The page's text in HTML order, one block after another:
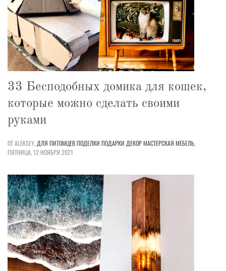
33 Бесподобных домика для кошек,
которые можно сделать своими
руками
ОТ ALEKSEY, ДЛЯ ПИТОМЦЕВПОДЕЛКИ ПОДАРКИ ДЕКОРМАСТЕРСКАЯ МЕБЕЛЬ,
ПЯТНИЦА, 12 НОЯБРЯ 2021